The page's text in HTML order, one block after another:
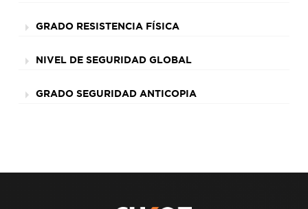
GRADO RESISTENCIA FÍSICA
NIVEL DE SEGURIDAD GLOBAL
GRADO SEGURIDAD ANTICOPIA